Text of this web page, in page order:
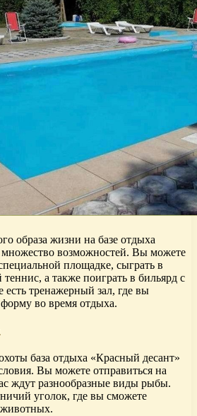
образа жизни на базе отдыха
множество возможностей. Вы можете
площадке, сыграть в
а также поиграть в бильярд с
есть тренажерный зал, где вы
во время отдыха.
база отдыха «Красный десант»
Вы можете отправиться на
ждут разнообразные виды рыбы.
уголок, где вы сможете
животных.